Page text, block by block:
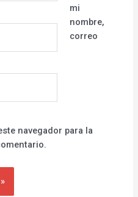
mi
nombre,
correo
navegador para la